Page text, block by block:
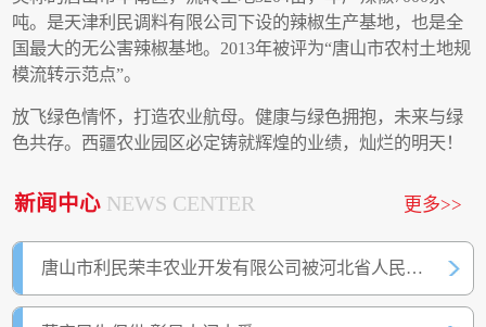
吨。是天津利民调料有限公司下设的辣椒生产基地，也是全
国最大的无公害辣椒基地。2013年被评为“唐山市农村土地规
模流转示范点”。
放飞绿色情怀，打造农业航母。健康与绿色拥抱，未来与绿
色共存。西疆农业园区必定铸就辉煌的业绩，灿烂的明天！
更多>>
新闻中心 NEWS CENTER
唐山市利民荣丰农业开发有限公司被河北省人民政府认定